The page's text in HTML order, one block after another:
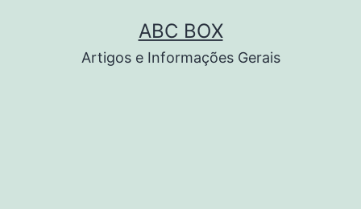
ABC BOX
Artigos e Informações Gerais